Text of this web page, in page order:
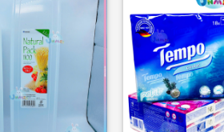
nhiều
biến
thể.
Các
tùy
chọn
có